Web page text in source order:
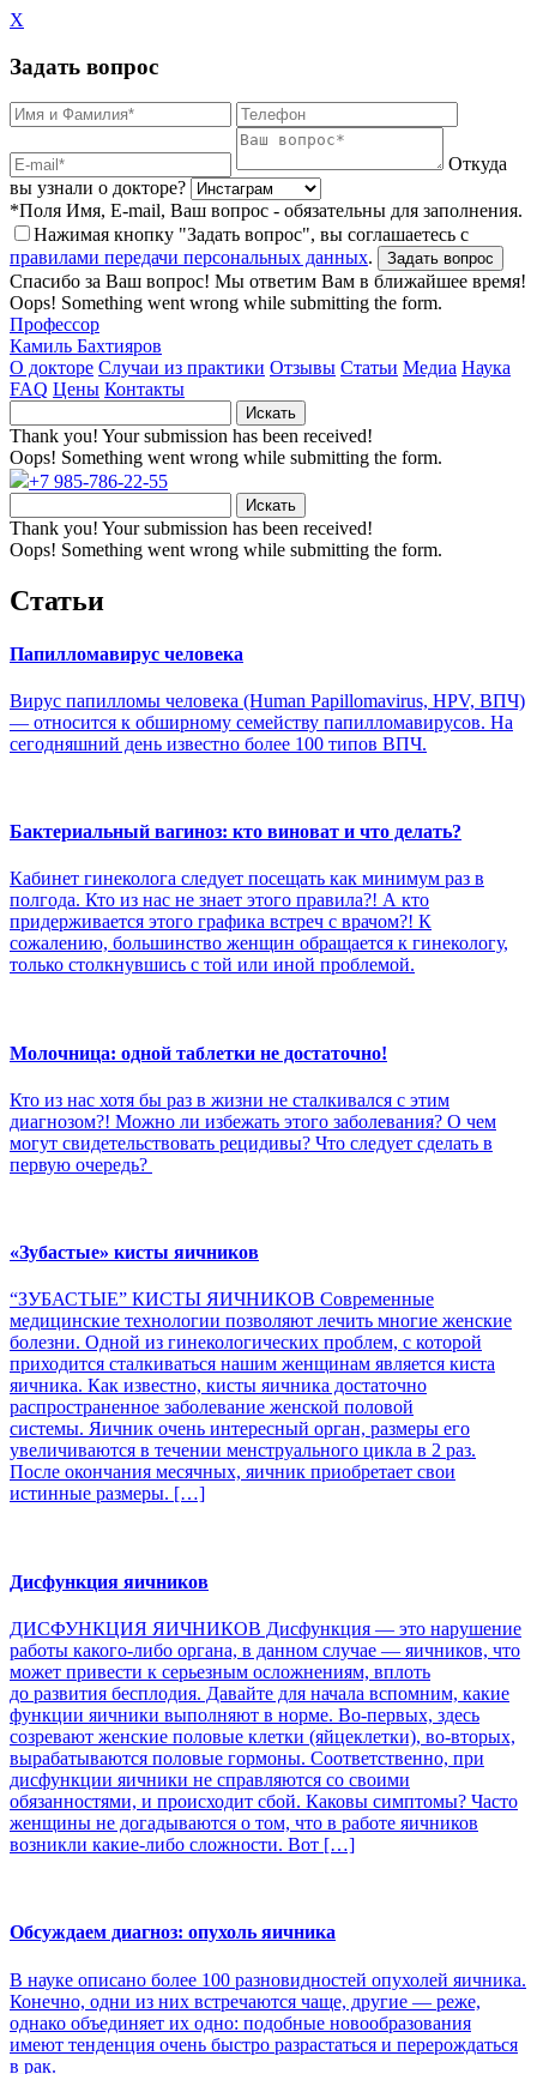
X
Задать вопрос
Откуда
вы узнали о докторе?
*Поля Имя, E-mail, Ваш вопрос - обязательны для заполнения.
Нажимая кнопку "Задать вопрос", вы соглашаетесь с
правилами передачи персональных данных.
Спасибо за Ваш вопрос! Мы ответим Вам в ближайшее время!
Oops! Something went wrong while submitting the form.
Профессор
Камиль Бахтияров
О докторе Случаи из практики Отзывы Статьи Медиа Наука
FAQ Цены Контакты
Thank you! Your submission has been received!
Oops! Something went wrong while submitting the form.
+7 985-786-22-55
Thank you! Your submission has been received!
Oops! Something went wrong while submitting the form.
Статьи
Папилломавирус человека
Вирус папилломы человека (Human Papillomavirus, HPV, ВПЧ)
— относится к обширному семейству папилломавирусов. На
сегодняшний день известно более 100 типов ВПЧ.
Бактериальный вагиноз: кто виноват и что делать?
Кабинет гинеколога следует посещать как минимум раз в
полгода. Кто из нас не знает этого правила?! А кто
придерживается этого графика встреч с врачом?! К
сожалению, большинство женщин обращается к гинекологу,
только столкнувшись с той или иной проблемой.
Молочница: одной таблетки не достаточно!
Кто из нас хотя бы раз в жизни не сталкивался с этим
диагнозом?! Можно ли избежать этого заболевания? О чем
могут свидетельствовать рецидивы? Что следует сделать в
первую очередь?
«Зубастые» кисты яичников
“ЗУБАСТЫЕ” КИСТЫ ЯИЧНИКОВ Современные
медицинские технологии позволяют лечить многие женские
болезни. Одной из гинекологических проблем, с которой
приходится сталкиваться нашим женщинам является киста
яичника. Как известно, кисты яичника достаточно
распространенное заболевание женской половой
системы. Яичник очень интересный орган, размеры его
увеличиваются в течении менструального цикла в 2 раз.
После окончания месячных, яичник приобретает свои
истинные размеры. […]
Дисфункция яичников
ДИСФУНКЦИЯ ЯИЧНИКОВ Дисфункция — это нарушение
работы какого-либо органа, в данном случае — яичников, что
может привести к серьезным осложнениям, вплоть
до развития бесплодия. Давайте для начала вспомним, какие
функции яичники выполняют в норме. Во-первых, здесь
созревают женские половые клетки (яйцеклетки), во-вторых,
вырабатываются половые гормоны. Соответственно, при
дисфункции яичники не справляются со своими
обязанностями, и происходит сбой. Каковы симптомы? Часто
женщины не догадываются о том, что в работе яичников
возникли какие-либо сложности. Вот […]
Обсуждаем диагноз: опухоль яичника
В науке описано более 100 разновидностей опухолей яичника.
Конечно, одни из них встречаются чаще, другие — реже,
однако объединяет их одно: подобные новообразования
имеют тенденция очень быстро разрастаться и перерождаться
в рак.